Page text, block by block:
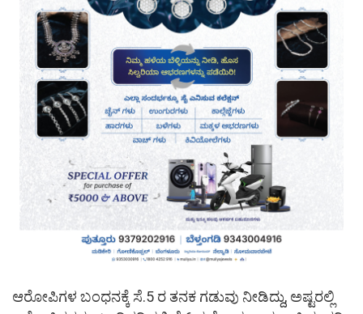
ಆರೋಪಿಗಳ ಬಂಧನಕ್ಕೆ ಸೆ.5 ರ ತನಕ ಗಡುವು ನೀಡಿದ್ದು, ಅಷ್ಟರಲ್ಲಿ